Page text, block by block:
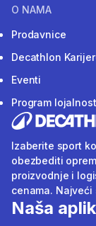
O NAMA
Prodavnice
Decathlon
Eventi
Program
Izaberite sport
obezbediti
proizvodnje i
cenama. Najveći
Naša